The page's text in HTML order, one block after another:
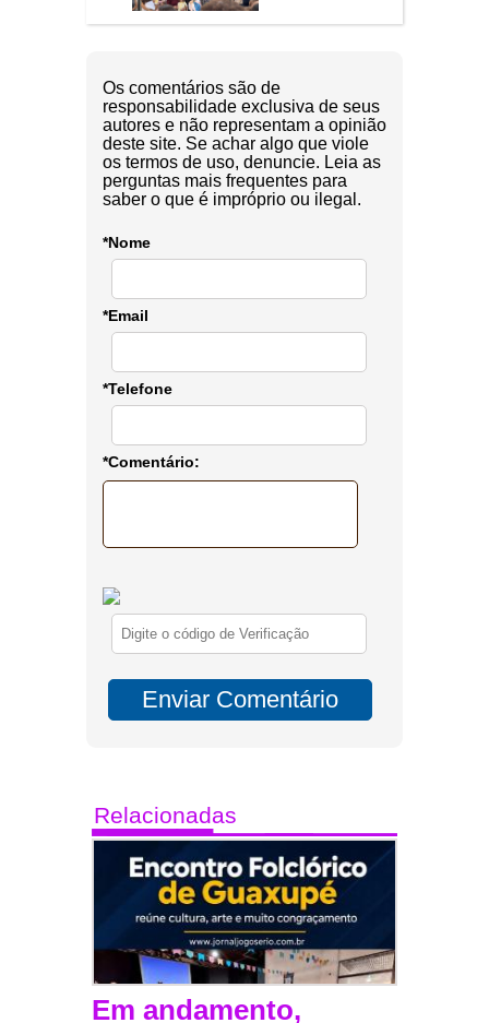
Os comentários são de
responsabilidade exclusiva de seus
autores e não representam a opinião
deste site. Se achar algo que viole
os termos de uso, denuncie. Leia as
perguntas mais frequentes para
saber o que é impróprio ou ilegal.
*Nome
*Email
*Telefone
*Comentário:
Relacionadas
Em andamento,